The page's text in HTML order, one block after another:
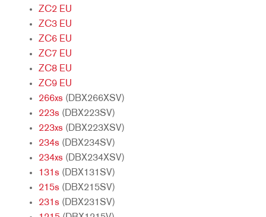
ZC2 EU
ZC3 EU
ZC6 EU
ZC7 EU
ZC8 EU
ZC9 EU
266xs (DBX266XSV)
223s (DBX223SV)
223xs (DBX223XSV)
234s (DBX234SV)
234xs (DBX234XSV)
131s (DBX131SV)
215s (DBX215SV)
231s (DBX231SV)